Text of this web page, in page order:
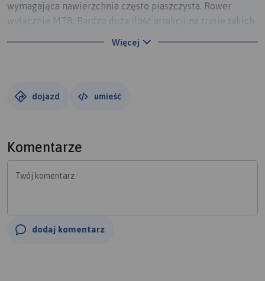
wymagająca nawierzchnia często piaszczysta. Rower
wyłącznie MTB. Bardzo duża ilość atrakcji na trasie takich
miejsce na odpoczynek), źródełka i ogólnie piękne widoki,
się w terenach gęsto zalesionych, można spokojnie jechać
Więcej
dojazd umieść
Komentarze
Twój komentarz
dodaj komentarz